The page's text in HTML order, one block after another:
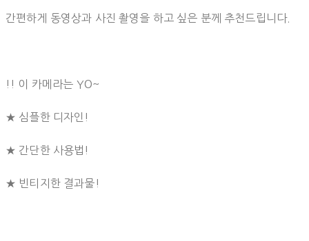
간편하게 동영상과 사진 촬영을 하고 싶은 분께 추천드립니다.
!! 이 카메라는 YO~
★ 심플한 디자인!
★ 간단한 사용법!
★ 빈티지한 결과물!